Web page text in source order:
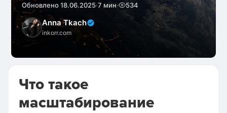
Обновлено 18.06.2025·7 мин· 534
Anna Tkach
inkorr.com
Что такое
масштабирование